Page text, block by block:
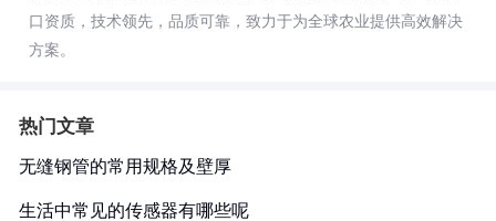
口资质，技术领先，品质可靠，致力于为全球农业提供高效解决
方案。
热门文章
无缝钢管的常用规格及壁厚
生活中常见的传感器有哪些呢